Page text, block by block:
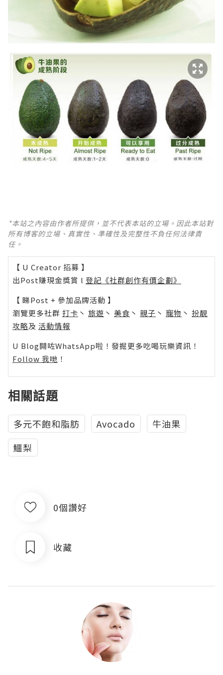
*本站之內容由作者所提供，並不代表本站的立場。因此本站對
所有博客的立場、真實性、準確性及完整性不負任何法律責
任。
【 U Creator 招募 】
出Post賺現金獎賞 l 登記《社群創作有價企劃》
【 睇Post + 參加品牌活動 】
瀏覽更多社群 打卡 丶 旅遊 丶 美食 丶 親子 丶 寵物 丶 扮靚
攻略及 活動情報
U Blog開咗WhatsApp啦！發掘更多吃喝玩樂資訊！
Follow 我哋 ！
相關話題
多元不飽和脂肪 Avocado
牛油果
鱷梨
0個讚好
收藏